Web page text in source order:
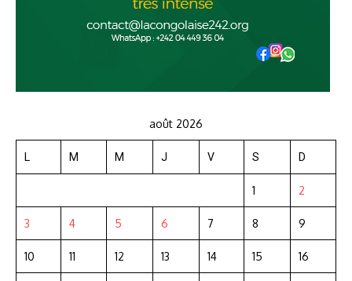
août 2026
L M M J V S D
1 2
3 4 5 6 7 8 9
10 11 12 13 14 15 16